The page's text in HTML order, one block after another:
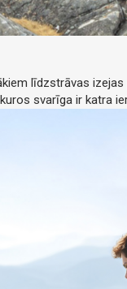
līdzstrāvas
svarīga ir katra